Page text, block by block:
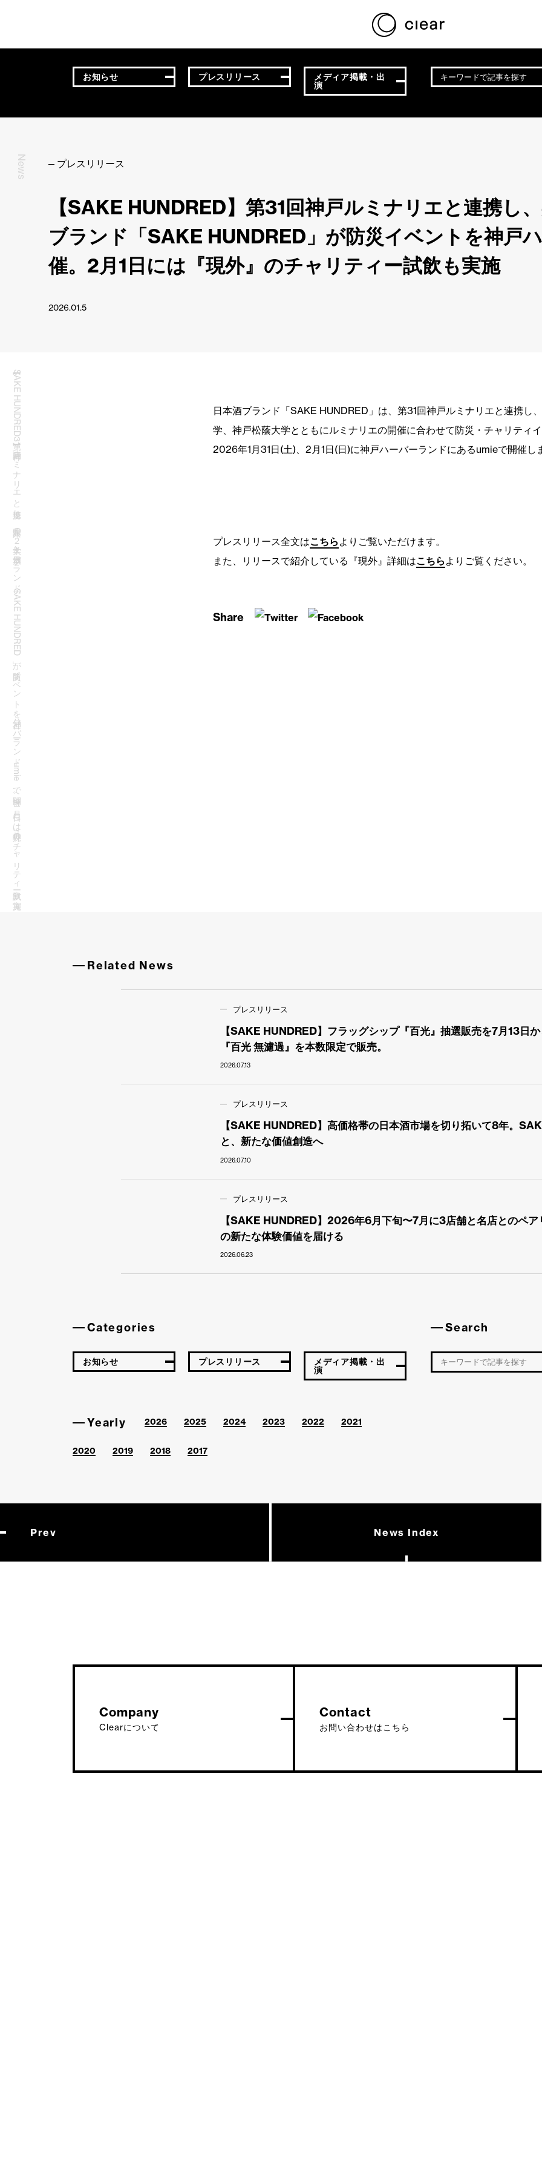
お知らせ プレスリリース メディア掲載・出
演
News プレスリリース
【SAKE HUNDRED】第31回神戸ルミナリエと連携し
ブランド「SAKE HUNDRED」が防災イベントを神戸
催。2月1日には『現外』のチャリティー試飲も実施
2026.01.5
【SAKE HUNDRED】第31回神戸ルミナリエと連携し、兵庫県の２大学と日本酒ブランド「SAKE HUNDRED」が防災イベントを神戸ハーバーランドumieで開催。2月1日には『現外』のチャリティー試飲も実施
日本酒ブランド「SAKE HUNDRED」は、第31回神戸ルミナリエと連携し
学、神戸松蔭大学とともにルミナリエの開催に合わせて防災・チャリティ
2026年1月31日(土)、2月1日(日)に神戸ハーバーランドにあるumieで開催し
プレスリリース全文はこちら よりご覧いただけます。
また、リリースで紹介している『現外』詳細はこちら よりご覧ください。
Share
Related News
プレスリリース
【SAKE HUNDRED】フラッグシップ『百光』抽選販売を7月13日
『百光 無濾過』を本数限定で販売。
2026.07.13
プレスリリース
【SAKE HUNDRED】高価格帯の日本酒市場を切り拓いて8年。
と、新たな価値創造へ
2026.07.10
プレスリリース
【SAKE HUNDRED】2026年6月下旬〜7月に3店舗と名店とのペ
の新たな体験価値を届ける
2026.06.23
Categories
お知らせ プレスリリース メディア掲載・出
演
Yearly 2026 2025 2024 2023 2022 2021
2020 2019 2018 2017
Search
Prev News Index
Company
Clearについて
Contact
お問い合わせはこちら